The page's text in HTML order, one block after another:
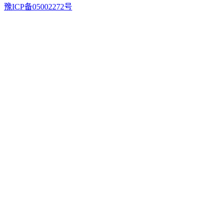
豫ICP备05002272号